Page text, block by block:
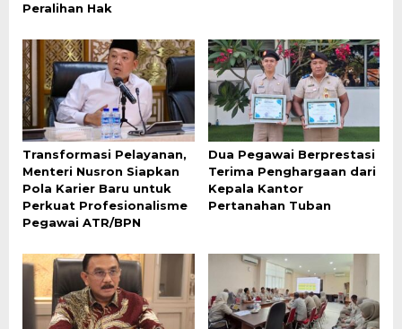
Peralihan Hak
Transformasi Pelayanan,
Menteri Nusron Siapkan
Pola Karier Baru untuk
Perkuat Profesionalisme
Pegawai ATR/BPN
Dua Pegawai Berprestasi
Terima Penghargaan dari
Kepala Kantor
Pertanahan Tuban